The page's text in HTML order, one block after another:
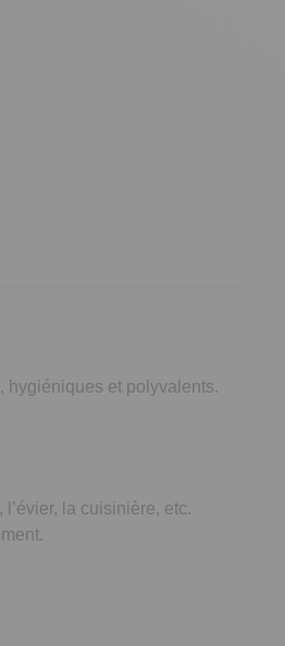
hygiéniques et polyvalents.
l’évier, la cuisinière, etc.